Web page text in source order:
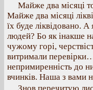
Майже два місяці
Майже два місяці
їх буде ліквідовано.
людей? Бо як інакше
чужому горі,
витримали
непримиренність до
вчинків. Наша з вами